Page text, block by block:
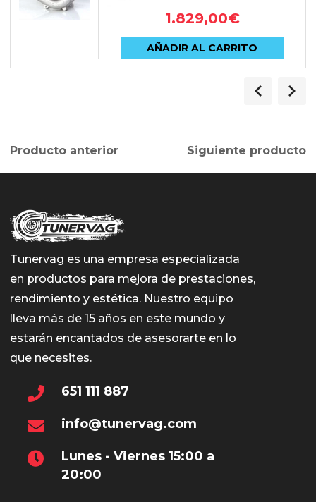
1.829,00€
AÑADIR AL CARRITO
Producto anterior Siguiente producto
Tunervag es una empresa especializada
en productos para mejora de prestaciones,
rendimiento y estética. Nuestro equipo
lleva más de 15 años en este mundo y
estarán encantados de asesorarte en lo
que necesites.
651 111 887
info@tunervag.com
Lunes - Viernes 15:00 a
20:00